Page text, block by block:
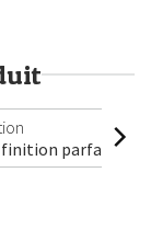
finition parfaite